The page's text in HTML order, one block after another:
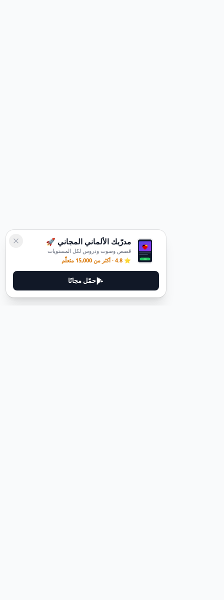
مدرّبك الألماني المجاني 🚀
قصص وصوت ودروس لكل المستويات
⭐ 4.8 · أكثر من 15,000 متعلّم
حمّل مجانًا